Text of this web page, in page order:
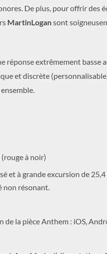
De plus, pour offrir des
MartinLogansont
extrêmement basse
et discrète
à noir)
à grande excursion de
non résonant.
la pièce Anthem : iOS,